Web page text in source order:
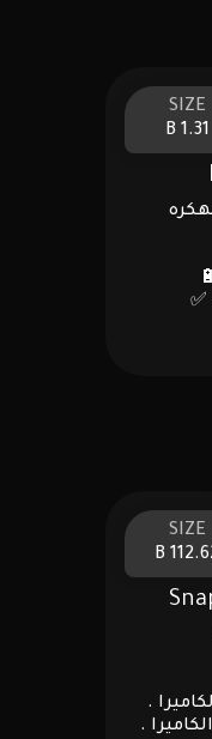
SIZE
1.31 B
✅
SIZE
112.62
.
.